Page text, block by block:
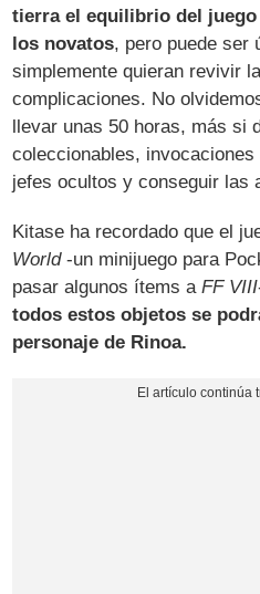
tierra el equilibrio del
los novatos, pero puede ser
simplemente quieran revivir
complicaciones. No
llevar unas 50 horas, más si
coleccionables,
jefes ocultos y conseguir las
Kitase ha recordado que el
World-un minijuego para
pasar algunos ítems aFF VIII
todos estos objetos se
personaje de Rinoa.